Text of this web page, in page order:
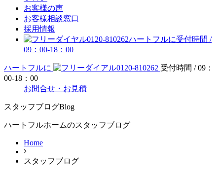
お客様の声
お客様相談窓口
採用情報
0120-810262ハートフルに受付時間 /
09：00-18：00
ハートフルに 0120-810262 受付時間 / 09：
00-18：00
お問合せ・お見積
スタッフブログBlog
ハートフルホームのスタッフブログ
Home
スタッフブログ